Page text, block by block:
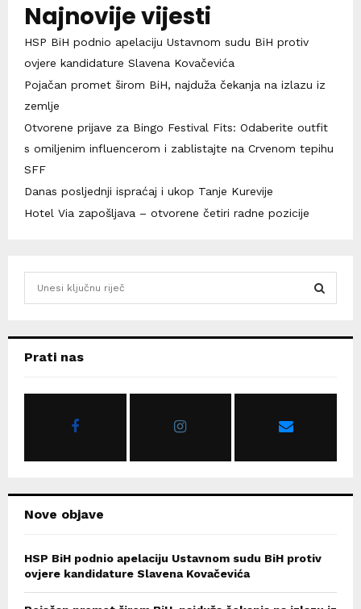
Najnovije vijesti
HSP BiH podnio apelaciju Ustavnom sudu BiH protiv
ovjere kandidature Slavena Kovačevića
Pojačan promet širom BiH, najduža čekanja na izlazu iz
zemlje
Otvorene prijave za Bingo Festival Fits: Odaberite outfit
s omiljenim influencerom i zablistajte na Crvenom tepihu
SFF
Danas posljednji ispraćaj i ukop Tanje Kurevije
Hotel Via zapošljava – otvorene četiri radne pozicije
hPrati nas
Nove objave
HSP BiH podnio apelaciju Ustavnom sudu BiH protiv
ovjere kandidature Slavena Kovačevića